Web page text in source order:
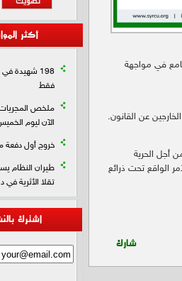
في مواجهة
أجل الحرية
الواقع تحت ذرائع
شارك
أكثر
198 شهيدة
فقط
ملخص المجريات
الآن ليوم
خروج أول
طيران النظام
تقلا الأثرية
اشترك